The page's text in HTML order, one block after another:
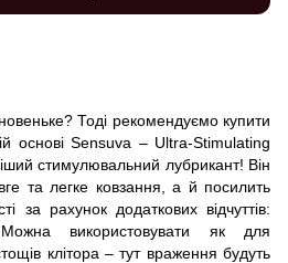
Тоді рекомендуємо купити
основі Sensuva – Ultra-Stimulating
стимулювальний лубрикант! Він
та легке ковзання, а й посилить
за рахунок додаткових відчуттів:
використовувати як для
клітора – тут враження будуть